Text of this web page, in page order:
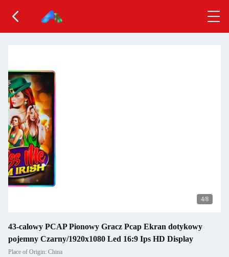
4/8
43-calowy PCAP Pionowy Gracz Pcap Ekran dotykowy
pojemny Czarny/1920x1080 Led 16:9 Ips HD Display
Place of Origin: China